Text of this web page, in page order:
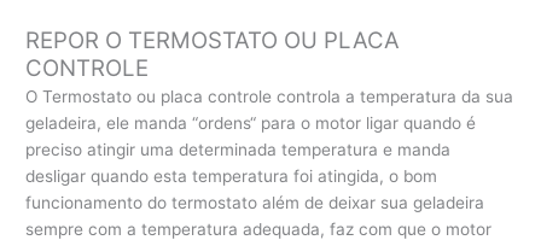
REPOR O TERMOSTATO OU PLACA
CONTROLE
O Termostato ou placa controle controla a temperatura da sua
geladeira, ele manda “ordens“ para o motor ligar quando é
preciso atingir uma determinada temperatura e manda
desligar quando esta temperatura foi atingida, o bom
funcionamento do termostato além de deixar sua geladeira
sempre com a temperatura adequada, faz com que o motor